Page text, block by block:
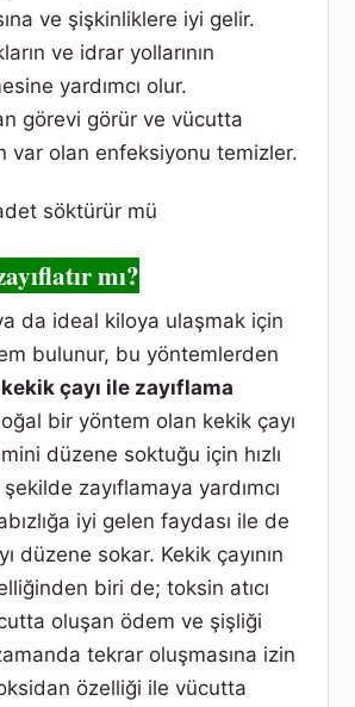
ve şişkinliklere iyi gelir.
ve idrar yollarının
yardımcı olur.
görevi görür ve vücutta
var olan enfeksiyonu temizler.
mı?
da ideal kiloya ulaşmak için
bulunur, bu yöntemlerden
kekik çayı ile zayıflama
bir yöntem olan kekik çayı
düzene soktuğu için hızlı
şekilde zayıflamaya yardımcı
iyi gelen faydası ile de
düzene sokar. Kekik çayının
biri de; toksin atıcı
oluşan ödem ve şişliği
tekrar oluşmasına izin
özelliği ile vücutta